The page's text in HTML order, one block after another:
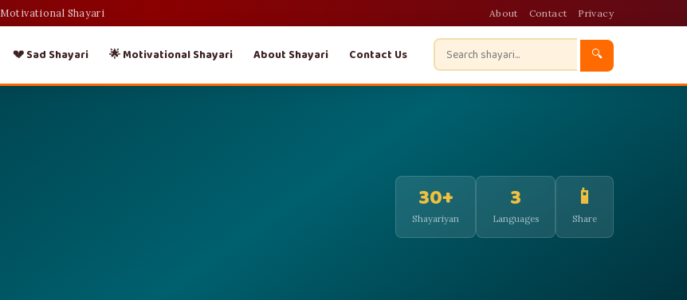
Motivational Shayari About Contact Privacy
💔 Sad Shayari 🌟 Motivational Shayari About Shayari Contact Us 🔍
30+
Shayariyan
3
Languages
📱
Share